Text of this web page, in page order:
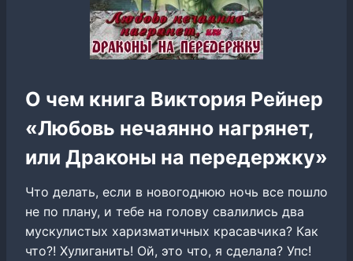
О чем книга Виктория Рейнер
«Любовь нечаянно нагрянет,
или Драконы на передержку»
Что делать, если в новогоднюю ночь все пошло
не по плану, и тебе на голову свалились два
мускулистых харизматичных красавчика? Как
что?! Хулиганить! Ой, это что, я сделала? Упс!